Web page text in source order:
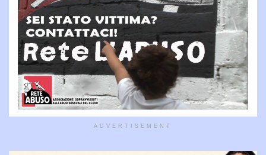
ADVERTISEMENT